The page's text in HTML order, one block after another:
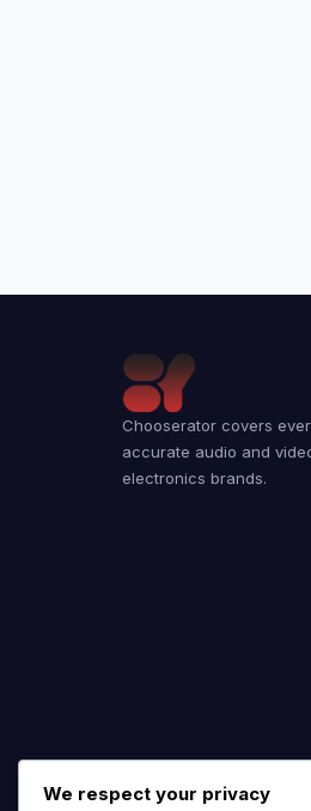
Chooserator covers
accurate audio and
electronics brands.
We respect your privacy